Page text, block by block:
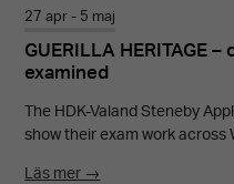
27 apr - 5 maj
GUERILLA HERITAGE
examined
The HDK-Valand Steneby
show their exam work
Läs mer →